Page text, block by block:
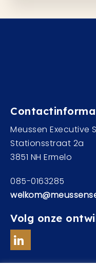
Meussen Executive
Stationsstraat 2a
3851 NH Ermelo
085-0163285
Volg onze